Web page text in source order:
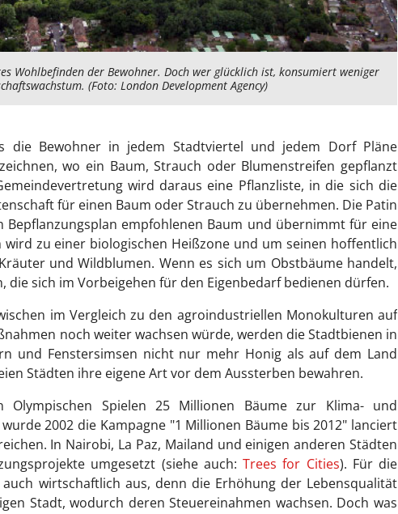
Wohlbefinden der Bewohner. Doch wer glücklich ist, konsumiert weniger
(Foto: London Development Agency)
die Bewohner in jedem Stadtviertel und jedem Dorf Pläne
wo ein Baum, Strauch oder Blumenstreifen gepflanzt
wird daraus eine Pflanzliste, in die sich die
für einen Baum oder Strauch zu übernehmen. Die Patin
empfohlenen Baum und übernimmt für eine
wird zu einer biologischen Heißzone und um seinen hoffentlich
und Wildblumen. Wenn es sich um Obstbäume handelt,
die sich im Vorbeigehen für den Eigenbedarf bedienen dürfen.
im Vergleich zu den agroindustriellen Monokulturen auf
noch weiter wachsen würde, werden die Stadtbienen in
und Fenstersimsen nicht nur mehr Honig als auf dem Land
Städten ihre eigene Art vor dem Aussterben bewahren.
Spielen 25 Millionen Bäume zur Klima- und
2002 die Kampagne "1 Millionen Bäume bis 2012" lanciert
In Nairobi, La Paz, Mailand und einigen anderen Städten
umgesetzt (siehe auch: Trees for Cities). Für die
wirtschaftlich aus, denn die Erhöhung der Lebensqualität
Stadt, wodurch deren Steuereinahmen wachsen. Doch was